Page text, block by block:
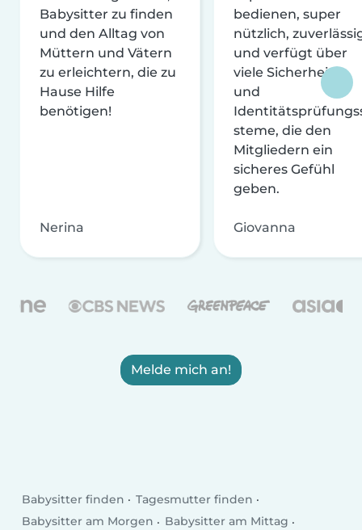
Babysitter zu finden
und den Alltag von
Müttern und Vätern
zu erleichtern, die zu
Hause Hilfe
benötigen!
Nerina
bedienen, super
nützlich,
und verfügt über
viele Sicherheits-
und
steme, die den
Mitgliedern ein
sicheres Gefühl
geben.
Giovanna
Melde mich an!
Babysitter finden
Tagesmutter finden
Babysitter am Morgen
Babysitter am Mittag